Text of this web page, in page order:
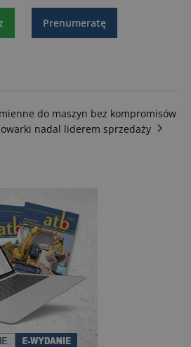
Prenumeratę
do maszyn bez kompromisów
nadal liderem sprzedaży